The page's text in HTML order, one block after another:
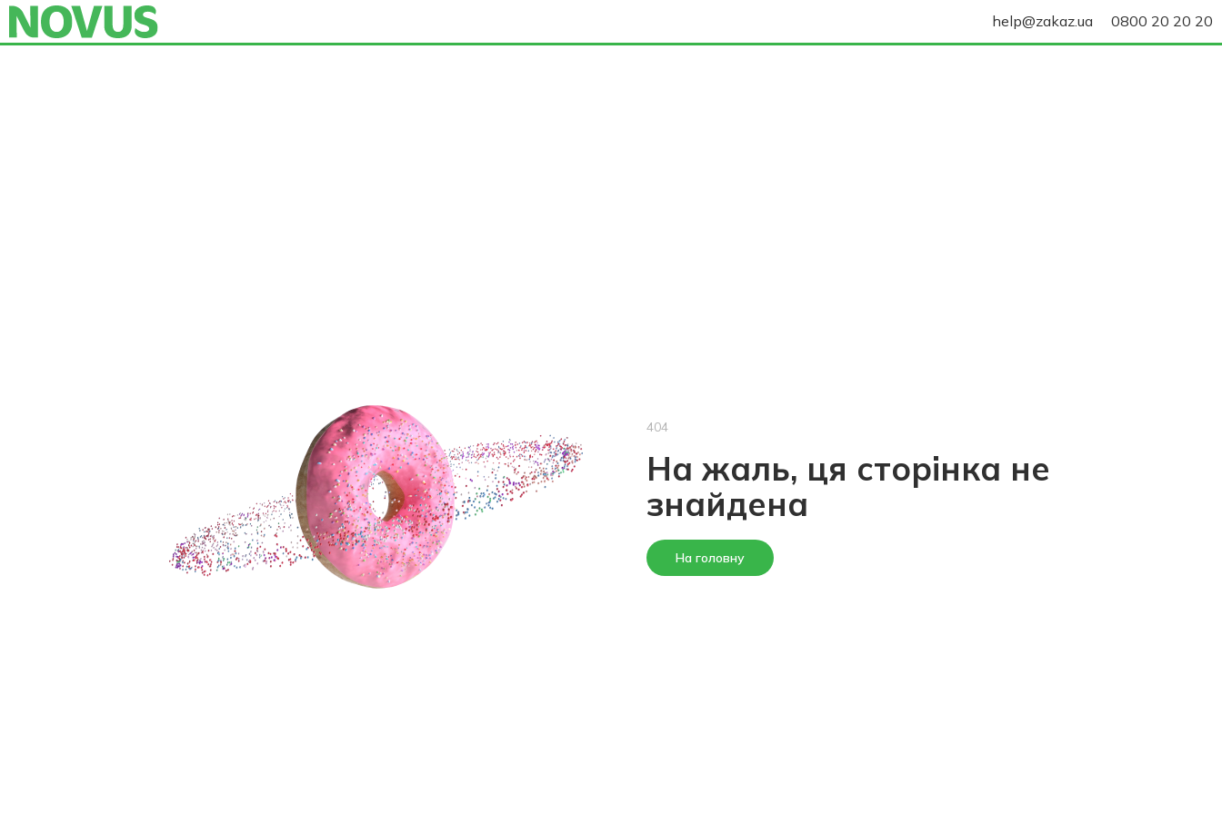
help@zakaz.ua 0800 20 20 20
404
На жаль, ця сторінка не
знайдена
На головну